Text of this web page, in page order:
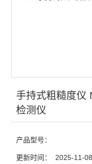
手持式粗糙度仪
检测仪
产品型号：
更新时间： 2025-11-08